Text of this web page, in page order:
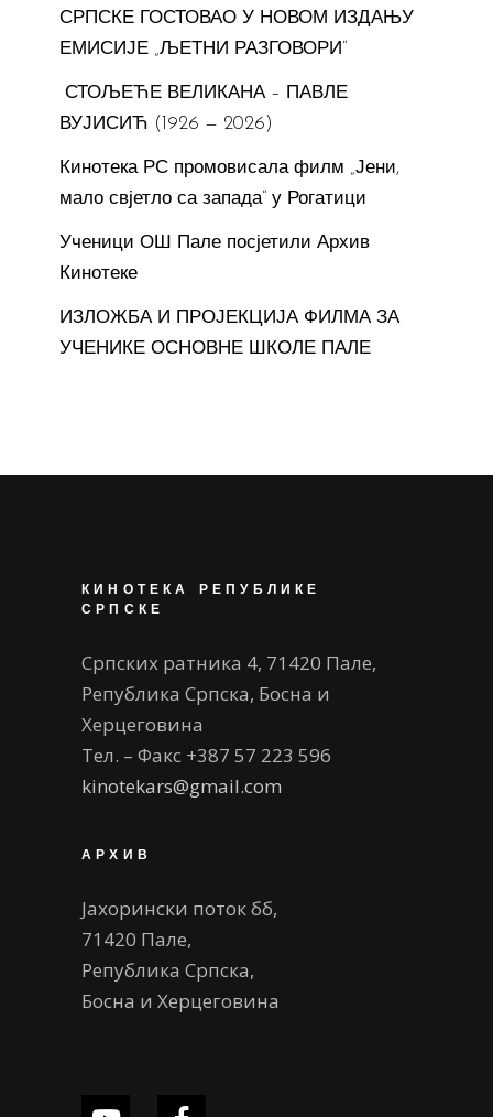
СРПСКЕ ГОСТОВАО У НОВОМ ИЗДАЊУ
ЕМИСИЈЕ „ЉЕТНИ РАЗГОВОРИ“
СТОЉЕЋЕ ВЕЛИКАНА – ПАВЛЕ
ВУЈИСИЋ (1926 — 2026)
Кинотека РС промовисала филм „Јени,
мало свјетло са запада“ у Рогатици
Ученици ОШ Пале посјетили Архив
Кинотеке
ИЗЛОЖБА И ПРОЈЕКЦИЈА ФИЛМА ЗА
УЧЕНИКЕ ОСНОВНЕ ШКОЛЕ ПАЛЕ
КИНОТЕКА РЕПУБЛИКЕ
СРПСКЕ
Српских ратника 4, 71420 Пале,
Република Српска, Босна и
Херцеговина
Тел. – Факс +387 57 223 596
kinotekars@gmail.com
АРХИВ
Јахорински поток бб,
71420 Пале,
Република Српска,
Босна и Херцеговина